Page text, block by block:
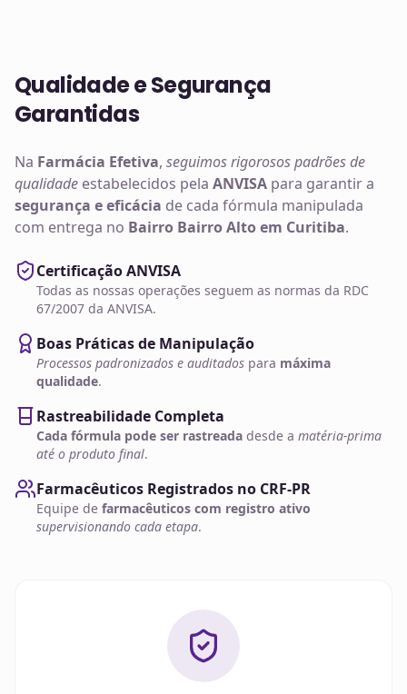
Qualidade e Segurança
Garantidas
Na Farmácia Efetiva, seguimos rigorosos padrões de
qualidade estabelecidos pela ANVISA para garantir a
segurança e eficácia de cada fórmula manipulada
com entrega no Bairro Bairro Alto em Curitiba.
Certificação ANVISA
Todas as nossas operações seguem as normas da RDC
67/2007 da ANVISA.
Boas Práticas de Manipulação
Processos padronizados e auditados para máxima
qualidade.
Rastreabilidade Completa
Cada fórmula pode ser rastreada desde a matéria-prima
até o produto final.
Farmacêuticos Registrados no CRF-PR
Equipe de farmacêuticos com registro ativo
supervisionando cada etapa.